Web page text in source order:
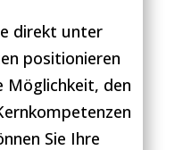
direkt unter
positionieren
Möglichkeit, den
Sie Ihre